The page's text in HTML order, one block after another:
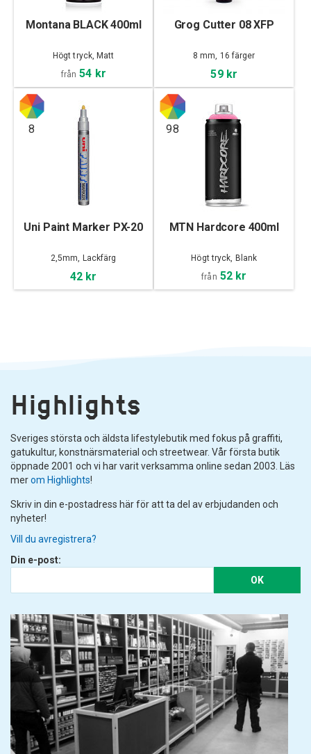
Montana BLACK 400ml
Högt tryck, Matt
från 54 kr
Grog Cutter 08 XFP
8 mm, 16 färger
59 kr
8
Uni Paint Marker PX-20
2,5mm, Lackfärg
42 kr
98
MTN Hardcore 400ml
Högt tryck, Blank
från 52 kr
Highlights
Sveriges största och äldsta lifestylebutik med fokus på graffiti,
gatukultur, konstnärsmaterial och streetwear. Vår första butik
öppnade 2001 och vi har varit verksamma online sedan 2003. Läs
merom Highlights!
Skriv in din e-postadress här för att ta del av erbjudanden och
nyheter!
Vill du avregistrera?
Din e-post:
OK